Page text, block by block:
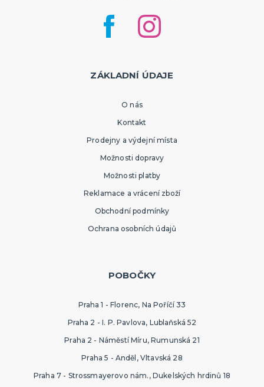
ZÁKLADNÍ ÚDAJE
O nás
Kontakt
Prodejny a výdejní místa
Možnosti dopravy
Možnosti platby
Reklamace a vrácení zboží
Obchodní podmínky
Ochrana osobních údajů
POBOČKY
Praha 1 - Florenc, Na Poříčí 33
Praha 2 - I. P. Pavlova, Lublaňská 52
Praha 2 - Náměstí Míru, Rumunská 21
Praha 5 - Anděl, Vltavská 28
Praha 7 - Strossmayerovo nám., Dukelských hrdinů 18